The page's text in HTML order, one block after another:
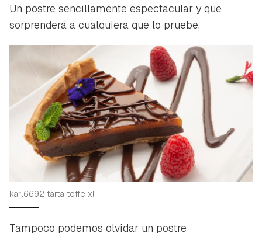
Un postre sencillamente espectacular y que
sorprenderá a cualquiera que lo pruebe.
karl6692 tarta toffe xl
Tampoco podemos olvidar un postre